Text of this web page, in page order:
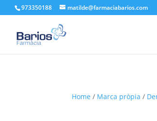
973350188 matilde@farmaciabarios.com
Home / Marca pròpia /